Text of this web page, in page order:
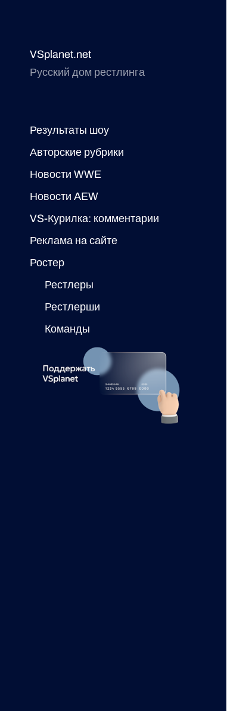
VSplanet.net
Русский дом рестлинга
Результаты шоу
Авторские рубрики
Новости WWE
Новости AEW
VS-Курилка: комментарии
Реклама на сайте
Ростер
Рестлеры
Рестлерши
Команды